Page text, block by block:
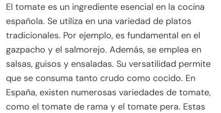
El tomate es un ingrediente esencial en la cocina
española. Se utiliza en una variedad de platos
tradicionales. Por ejemplo, es fundamental en el
gazpacho y el salmorejo. Además, se emplea en
salsas, guisos y ensaladas. Su versatilidad permite
que se consuma tanto crudo como cocido. En
España, existen numerosas variedades de tomate,
como el tomate de rama y el tomate pera. Estas